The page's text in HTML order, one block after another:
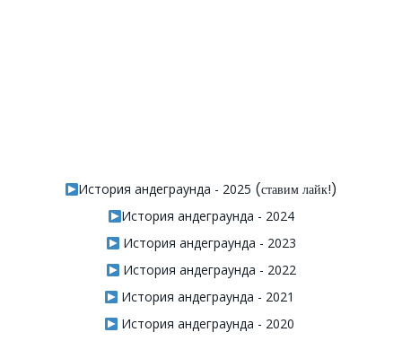
История андеграунда - 2025 (ставим лайк!)
История андеграунда - 2024
История андеграунда - 2023
История андеграунда - 2022
История андеграунда - 2021
История андеграунда - 2020